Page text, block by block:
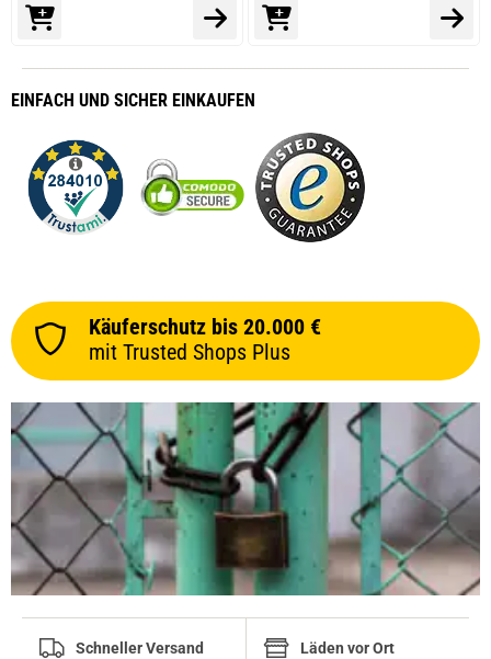
EINFACH UND SICHER EINKAUFEN
Käuferschutz bis 20.000 €
mit Trusted Shops Plus
Schneller Versand Läden vor Ort